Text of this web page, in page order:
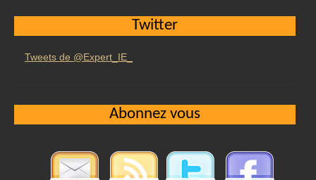
Twitter
Tweets de @Expert_IE_
Abonnez vous